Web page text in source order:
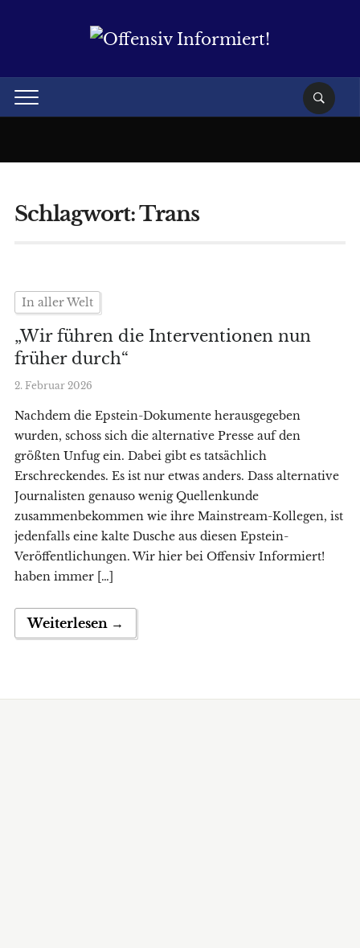
Schlagwort:Trans
In aller Welt
„Wir führen die Interventionen nun
früher durch“
2. Februar 2026
Nachdem die Epstein-Dokumente herausgegeben
wurden, schoss sich die alternative Presse auf den
größten Unfug ein. Dabei gibt es tatsächlich
Erschreckendes. Es ist nur etwas anders. Dass alternative
Journalisten genauso wenig Quellenkunde
zusammenbekommen wie ihre Mainstream-Kollegen, ist
jedenfalls eine kalte Dusche aus diesen Epstein-
Veröffentlichungen. Wir hier bei Offensiv Informiert!
haben immer […]
Weiterlesen →